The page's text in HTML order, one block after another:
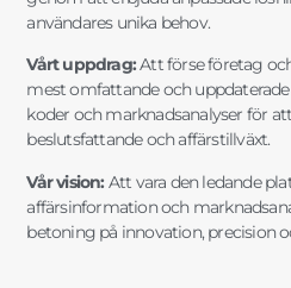
användares unika behov.
Vårt uppdrag:Att förse företag
mest omfattande och
koder och marknadsanalyser för
beslutsfattande och affärstillväxt.
Vår vision: Att vara den ledande
affärsinformation och
betoning på innovation, precision